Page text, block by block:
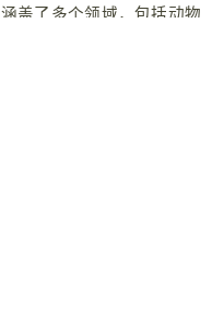
盖了多个领域，包括动物